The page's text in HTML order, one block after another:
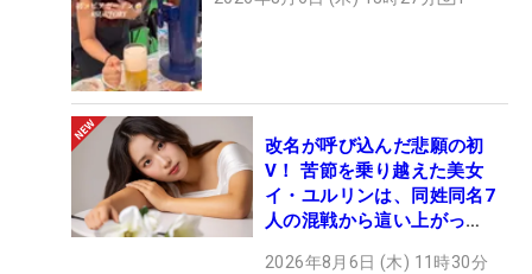
改名が呼び込んだ悲願の初
V！ 苦節を乗り越えた美女
イ・ユルリンは、同姓同名7
人の混戦から這い上がっ
2026年8月6日 (木) 11時30分